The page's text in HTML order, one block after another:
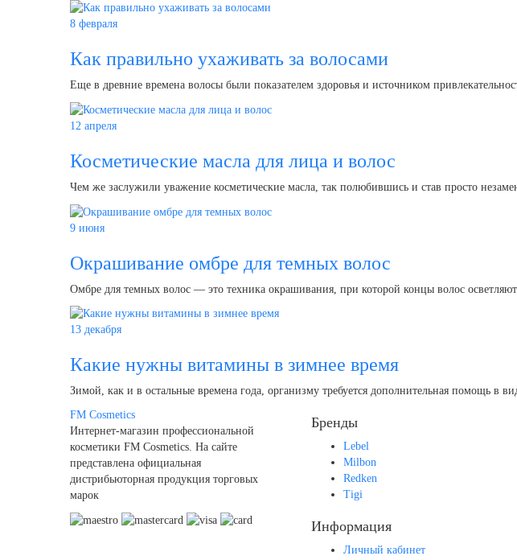
8 февраля
Как правильно ухаживать за волосами
Еще в древние времена волосы были показателем здоровья и источником
12 апреля
Косметические масла для лица и волос
Чем же заслужили уважение косметические масла, так полюбившись и став просто
9 июня
Окрашивание омбре для темных волос
Омбре для темных волос — это техника окрашивания, при которой концы волос
13 декабря
Какие нужны витамины в зимнее время
Зимой, как и в остальные времена года, организму требуется дополнительная помощь в
FM Cosmetics
Интернет-магазин профессиональной
косметики FM Cosmetics. На сайте
представлена официальная
дистрибьюторная продукция торговых
марок
Бренды
Lebel
Milbon
Redken
Tigi
Информация
Личный кабинет